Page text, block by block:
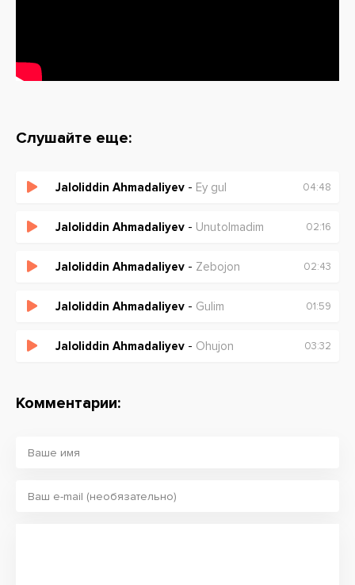
Слушайте еще:
Jaloliddin Ahmadaliyev - Ey gul 04:48
Jaloliddin Ahmadaliyev - Unutolmadim 02:16
Jaloliddin Ahmadaliyev - Zebojon 02:43
Jaloliddin Ahmadaliyev - Gulim 01:59
Jaloliddin Ahmadaliyev - Ohujon 03:32
Комментарии: